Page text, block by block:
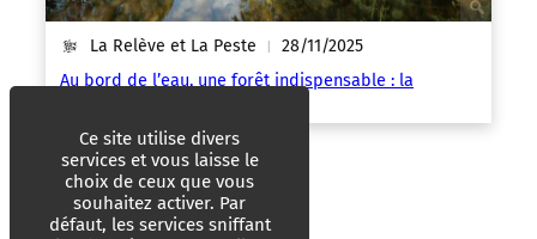
La Relève et La Peste | 28/11/2025
Au bord de l’eau, une forêt indispensable : la
Ce site utilise divers
services et vous laisse le
choix de ceux que vous
souhaitez activer. Par
défaut, les services sniffant